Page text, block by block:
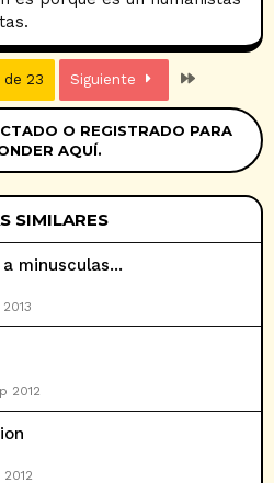
de 23 Siguiente
O REGISTRADO PARA
AQUÍ.
SIMILARES
minusculas...
2012